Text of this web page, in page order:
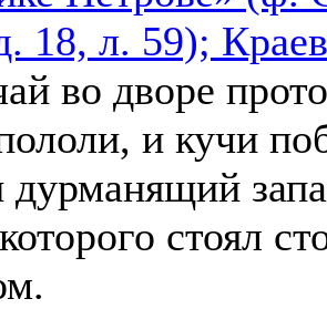
18, л. 59);
во дворе
и кучи
дурманящий
стоял